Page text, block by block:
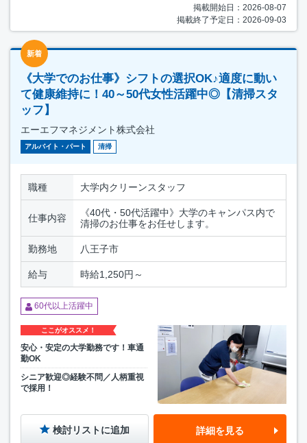
掲載開始日：2026-08-07
掲載終了予定日：2026-09-03
新着
《大学でのお仕事》シフトの選択OK♪適度に動い
て健康維持に！40～50代女性活躍中◎【清掃スタ
ッフ】
エーエフマネジメント株式会社
アルバイト・パート 清掃
職種 大学内クリーンスタッフ
仕事内容
《40代・50代活躍中》大学のキャンパス内で
清掃のお仕事をお任せします。
勤務地 八王子市
給与 時給1,250円～
60代以上活躍中
ここがオススメ！
安心・安定の大学勤務です！車通
勤OK
シニア歓迎◎経験不問／人柄重視
で採用！
検討リストに追加 詳細を見る